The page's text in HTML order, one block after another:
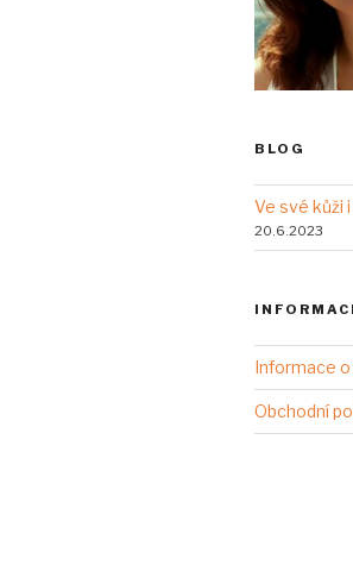
BLOG
Ve své kůži
20.6.2023
Informace
Obchodní